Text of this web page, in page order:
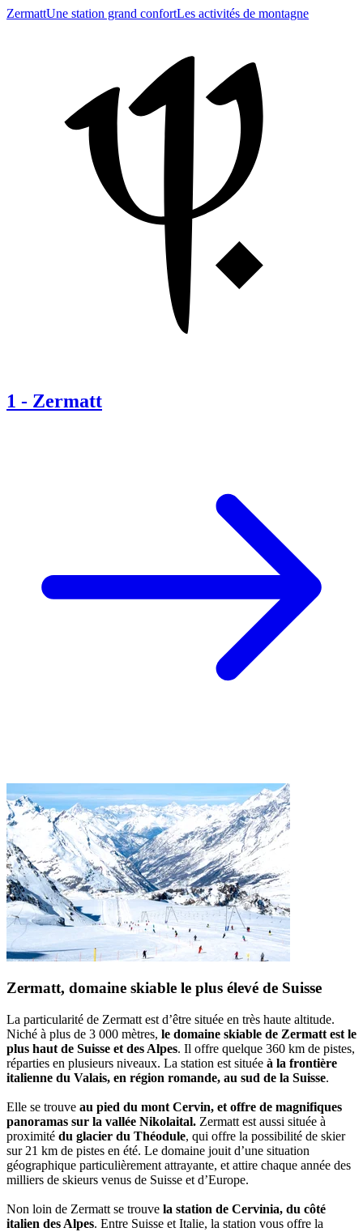
ZermattUne station grand confortLes activités de montagne
1 - Zermatt
Zermatt, domaine skiable le plus élevé de Suisse
La particularité de Zermatt est d’être située en très haute altitude.
Niché à plus de 3 000 mètres, le domaine skiable de Zermatt est le
plus haut de Suisse et des Alpes. Il offre quelque 360 km de pistes,
réparties en plusieurs niveaux. La station est située à la frontière
italienne du Valais, en région romande, au sud de la Suisse.
Elle se trouve au pied du mont Cervin, et offre de magnifiques
panoramas sur la vallée Nikolaital. Zermatt est aussi située à
proximité du glacier du Théodule, qui offre la possibilité de skier
sur 21 km de pistes en été. Le domaine jouit d’une situation
géographique particulièrement attrayante, et attire chaque année des
milliers de skieurs venus de Suisse et d’Europe.
Non loin de Zermatt se trouve la station de Cervinia, du côté
italien des Alpes. Entre Suisse et Italie, la station vous offre la